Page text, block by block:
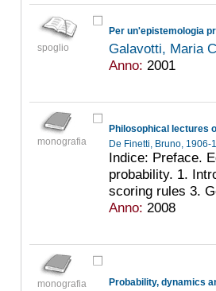
spoglio
Per un'epistemologia
Galavotti, Maria
Anno: 2001
monografia
Philosophical lectures
De Finetti, Bruno,
Indice: Preface.
probability. 1.
scoring rules 3.
Anno: 2008
monografia Probability, dynamics